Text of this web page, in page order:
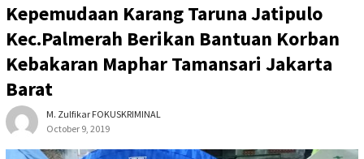
Kepemudaan Karang Taruna Jatipulo
Kec.Palmerah Berikan Bantuan Korban
Kebakaran Maphar Tamansari Jakarta
Barat
M. Zulfikar FOKUSKRIMINAL
October 9, 2019